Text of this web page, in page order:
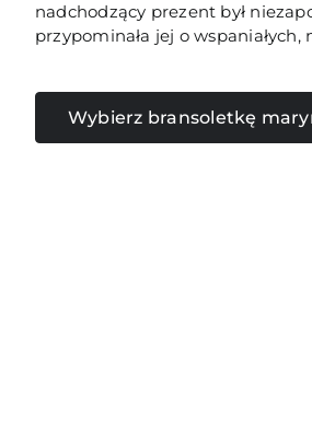
nadchodzący prezent był
przypominała jej o
Wybierz bransoletkę